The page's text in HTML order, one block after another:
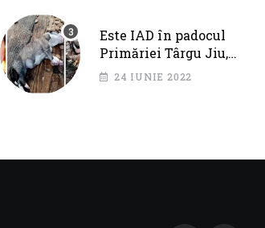
Este IAD în padocul
Primăriei Târgu Jiu,
dar IPJ Gorj spune
24 IUNIE 2022